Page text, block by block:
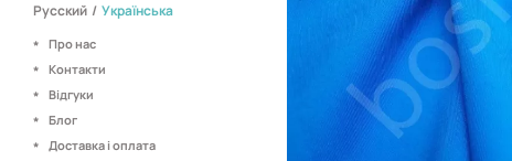
Русский / Українська
Про нас
Контакти
Відгуки
Блог
Доставка і оплата